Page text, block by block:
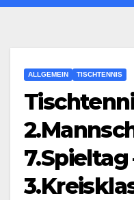
ALLGEMEIN TISCHTENNIS
7.Spieltag